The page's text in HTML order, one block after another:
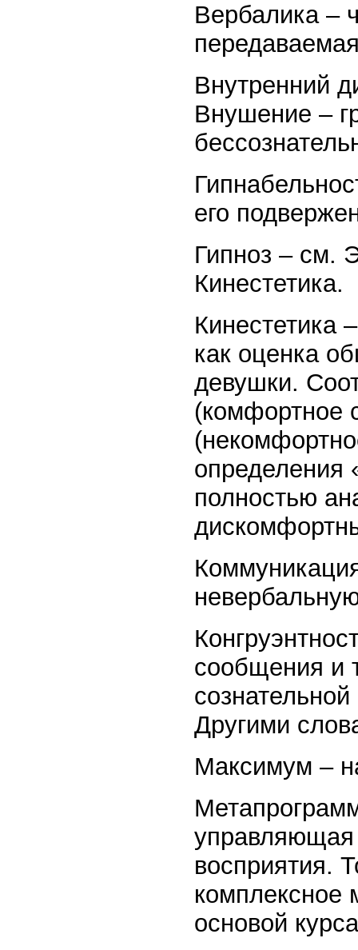
Вербалика –
Внутренний
Внушение –
его
Гипноз – см.
Кинестетика.
Кинестетика
как оценка
девушки.
(комфортное
определения
полностью
сообщения и
Другими
Максимум –
восприятия.
комплексное
основой